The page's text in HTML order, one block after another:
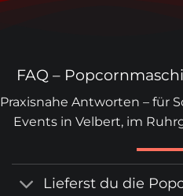
FAQ –
Praxisnahe Antworten – für
Events in Velbert, im
Lieferst du die